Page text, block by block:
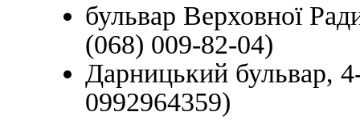
бульвар Верховної
(068) 009-82-04)
Дарницький бульвар,
0992964359)